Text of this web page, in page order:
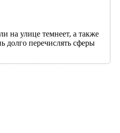
на улице темнеет, а также
долго перечислять сферы